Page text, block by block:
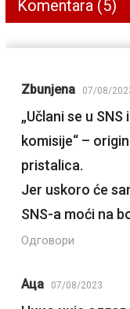
Komentara (5)
Zbunjena 07/08/
„Učlani se u
komisije“ –
pristalica.
Jer uskoro će
SNS-a moći na
Одговори
Аца 07/08/2023